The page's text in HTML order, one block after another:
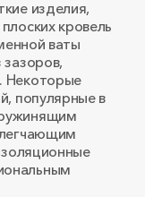
изделия,
кровель
ваты
Некоторые
популярные в